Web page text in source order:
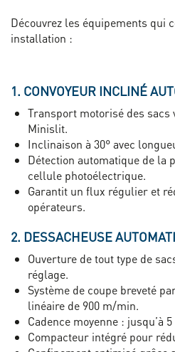
Découvrez les équipements qui
installation :
1. CONVOYEUR INCLINÉ
Transport motorisé des sacs
Minislit.
Inclinaison à 30° avec
Détection automatique de la
cellule photoélectrique.
Garantit un flux régulier et
opérateurs.
2. DESSACHEUSE
Ouverture de tout type de
réglage.
Système de coupe breveté
linéaire de 900 m/min.
Cadence moyenne : jusqu’à
Compacteur intégré pour